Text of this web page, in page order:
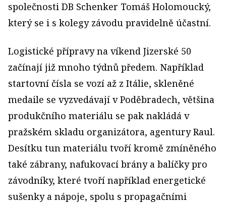
společnosti DB Schenker Tomáš Holomoucký,
který se i s kolegy závodu pravidelně účastní.
Logistické přípravy na víkend Jizerské 50
začínají již mnoho týdnů předem. Například
startovní čísla se vozí až z Itálie, skleněné
medaile se vyzvedávají v Poděbradech, většina
produkčního materiálu se pak nakládá v
pražském skladu organizátora, agentury Raul.
Desítku tun materiálu tvoří kromě zmíněného
také zábrany, nafukovací brány a balíčky pro
závodníky, které tvoří například energetické
sušenky a nápoje, spolu s propagačními